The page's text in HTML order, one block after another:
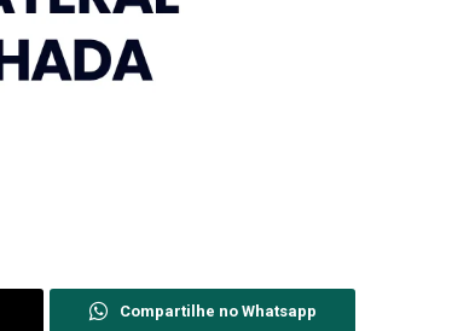
Compartilhe no Whatsapp